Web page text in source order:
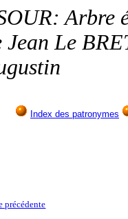
Arbre
Le
Index des patronymes
précédente